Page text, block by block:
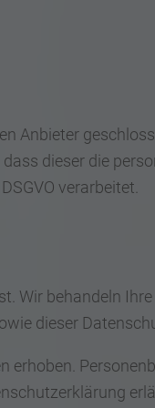
Anbieter
dieser die
verarbeitet.
Wir behandeln
dieser
erhoben.